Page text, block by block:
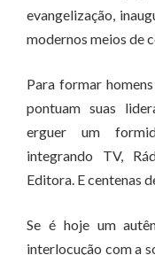
evangelização,
modernos meios de
Para formar
pontuam suas
erguer um
integrando TV,
Editora. E centenas
Se é hoje um
interlocução com a